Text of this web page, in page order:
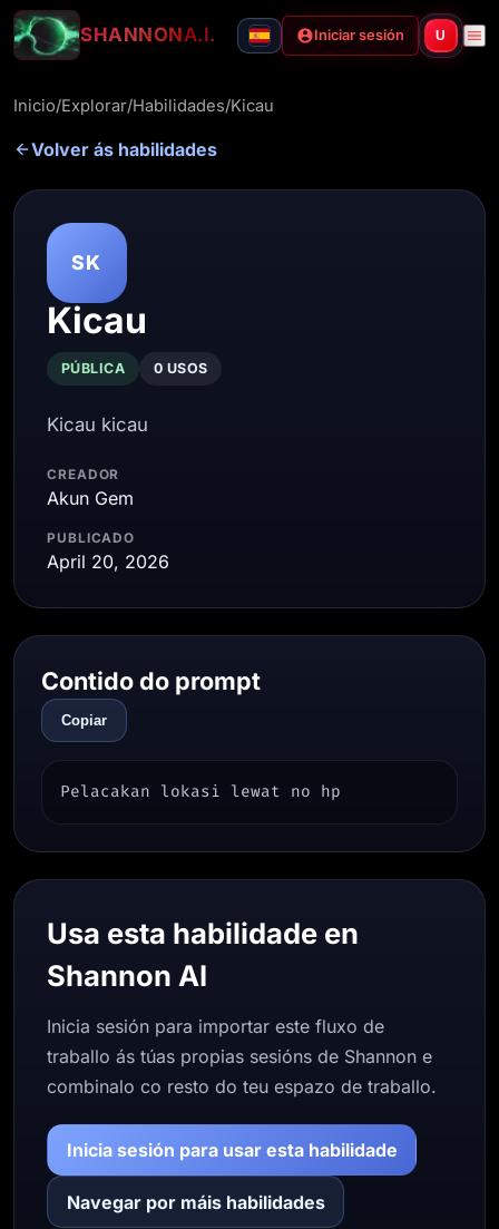
SHANNONA.I. Iniciar sesión U
Inicio/Explorar/Habilidades/Kicau
Volver ás habilidades
SK
Kicau
PÚBLICA 0 USOS
Kicau kicau
CREADOR
Akun Gem
PUBLICADO
April 20, 2026
Contido do prompt
Copiar
Pelacakan lokasi lewat no hp
Usa esta habilidade en
Shannon AI
Inicia sesión para importar este fluxo de
traballo ás túas propias sesións de Shannon e
combinalo co resto do teu espazo de traballo.
Inicia sesión para usar esta habilidade
Navegar por máis habilidades